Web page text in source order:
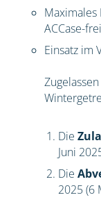
Maximales
ACCase-
Einsatz im
Die
Juni
Die
2025 (6